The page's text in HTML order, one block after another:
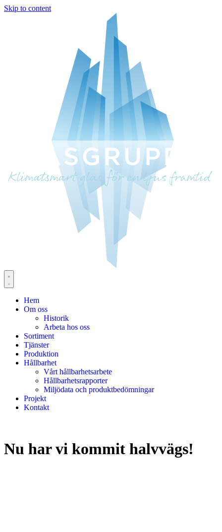
Skip to content
Hem
Om oss
Historik
Arbeta hos oss
Sortiment
Tjänster
Produktion
Hållbarhet
Vårt hållbarhetsarbete
Hållbarhetsrapporter
Miljödata och produktbedömningar
Projekt
Kontakt
Nu har vi kommit halvvägs!